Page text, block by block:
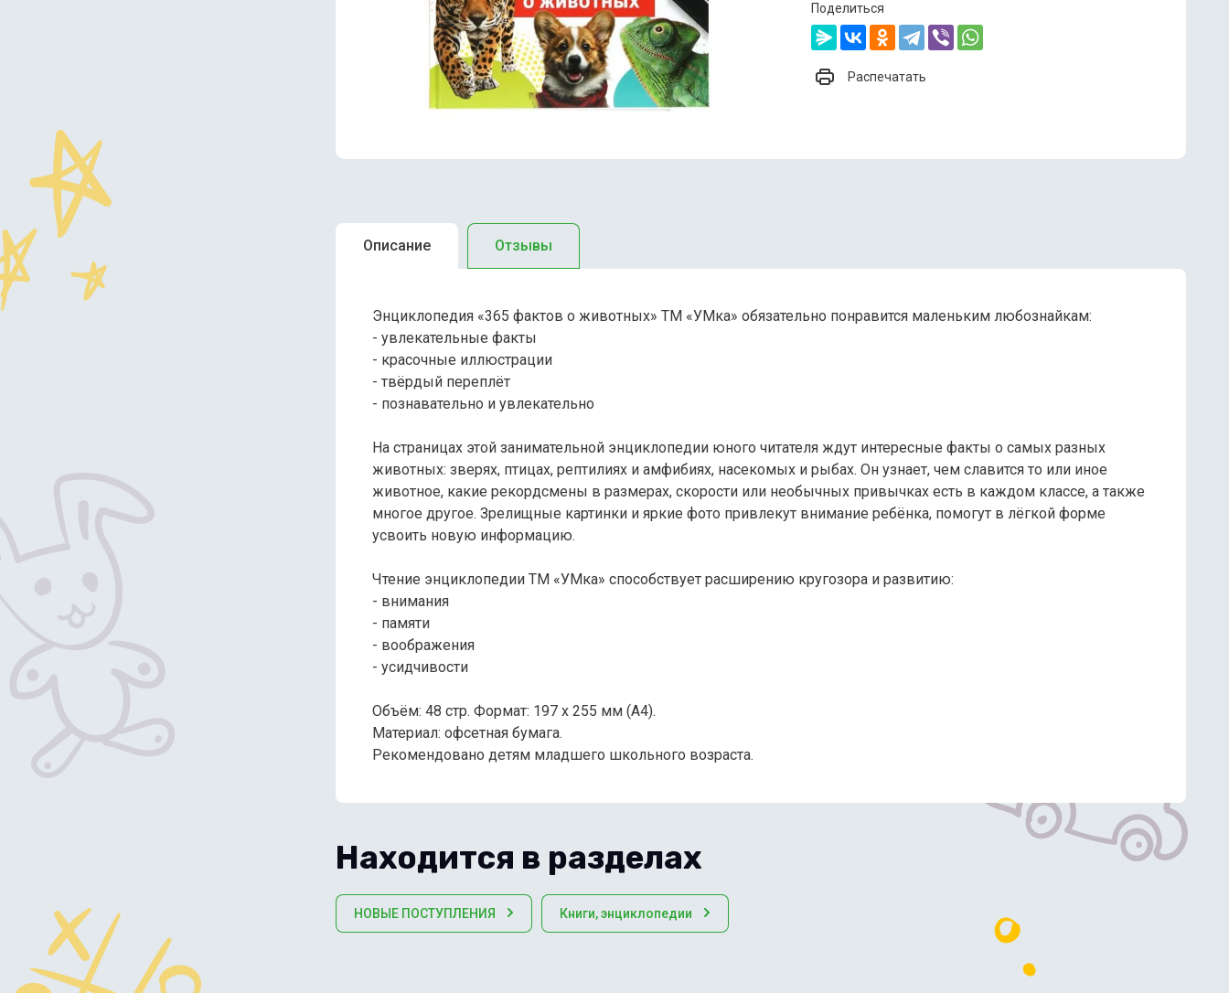
Поделиться
Распечатать
Описание Отзывы
Энциклопедия «365 фактов о животных» ТМ «УМка» обязательно понравится маленьким любознайкам:
- увлекательные факты
- красочные иллюстрации
- твёрдый переплёт
- познавательно и увлекательно
На страницах этой занимательной энциклопедии юного читателя ждут интересные факты о самых разных
животных: зверях, птицах, рептилиях и амфибиях, насекомых и рыбах. Он узнает, чем славится то или иное
животное, какие рекордсмены в размерах, скорости или необычных привычках есть в каждом классе, а также
многое другое. Зрелищные картинки и яркие фото привлекут внимание ребёнка, помогут в лёгкой форме
усвоить новую информацию.
Чтение энциклопедии ТМ «УМка» способствует расширению кругозора и развитию:
- внимания
- памяти
- воображения
- усидчивости
Объём: 48 стр. Формат: 197 х 255 мм (А4).
Материал: офсетная бумага.
Рекомендовано детям младшего школьного возраста.
Находится в разделах
НОВЫЕ ПОСТУПЛЕНИЯ Книги, энциклопедии